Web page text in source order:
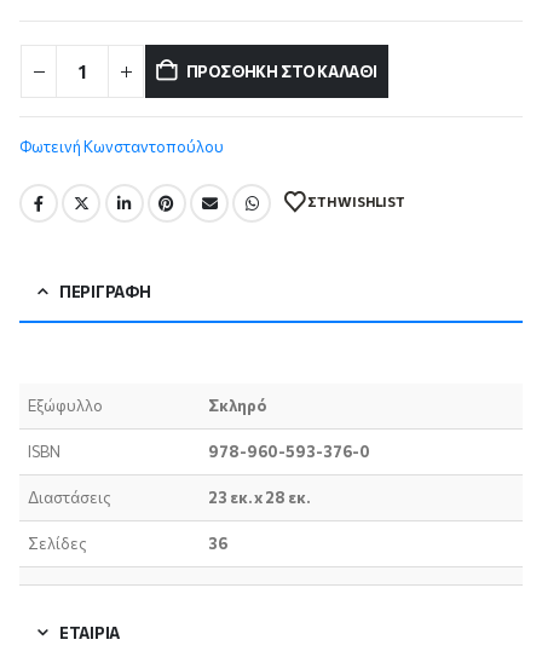
ΠΡΟΣΘΉΚΗ ΣΤΟ ΚΑΛΆΘΙ
Φωτεινή Κωνσταντοπούλου
ΣΤΗ WISHLIST
ΠΕΡΙΓΡΑΦΉ
Εξώφυλλο Σκληρό
ISBN 978-960-593-376-0
Διαστάσεις 23 εκ. x 28 εκ.
Σελίδες 36
ΕΤΑΙΡΊΑ